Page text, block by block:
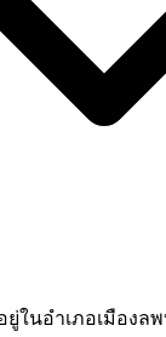
ยู่ในอำเภอเมืองล